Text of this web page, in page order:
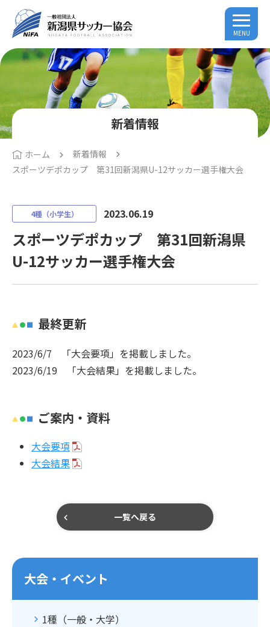
MENU
新着情報
ホーム
新着情報
スポーツデポカップ 第31回新潟県U-12サッカー選手権大会
4種（小学生） 2023.06.19
スポーツデポカップ 第31回新潟県
U-12サッカー選手権大会
最終更新
2023/6/7 「大会要項」を掲載しました。
2023/6/19 「大会結果」を掲載しました。
ご案内・資料
大会要項
大会結果
一覧へ戻る
大会・イベント
1種（一般・大学）